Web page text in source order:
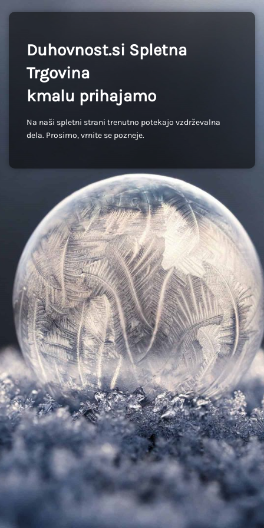
Duhovnost.si Spletna
Trgovina
kmalu prihajamo
Na naši spletni strani trenutno potekajo vzdrževalna
dela. Prosimo, vrnite se pozneje.